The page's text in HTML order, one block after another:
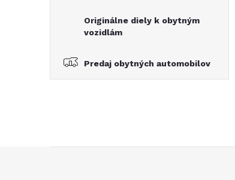
Originálne diely k obytným
vozidlám
Predaj obytných automobilov